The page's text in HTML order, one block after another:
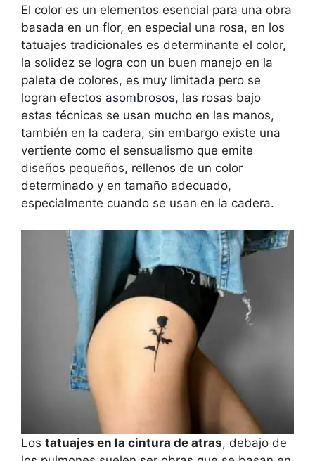
El color es un elementos esencial para una obra
basada en un flor, en especial una rosa, en los
tatuajes tradicionales es determinante el color,
la solidez se logra con un buen manejo en la
paleta de colores, es muy limitada pero se
logran efectos asombrosos, las rosas bajo
estas técnicas se usan mucho en las manos,
también en la cadera, sin embargo existe una
vertiente como el sensualismo que emite
diseños pequeños, rellenos de un color
determinado y en tamaño adecuado,
especialmente cuando se usan en la cadera.
Los tatuajes en la cintura de atras, debajo de